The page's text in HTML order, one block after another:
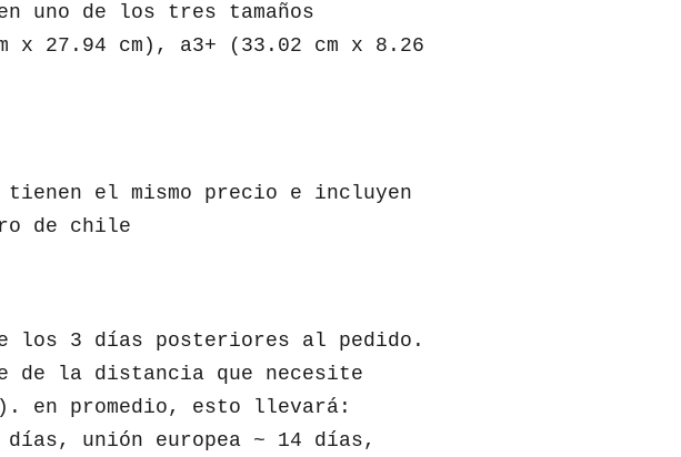
uno de los tres tamaños
27.94 cm), a3+ (33.02 cm x 8.26
el mismo precio e incluyen
de chile
los 3 días posteriores al pedido.
de la distancia que necesite
en promedio, esto llevará:
unión europea ~ 14 días,